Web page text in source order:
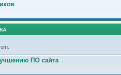
ПО сайта